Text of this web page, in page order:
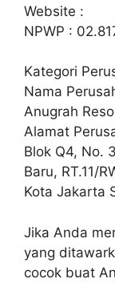
Website :
NPWP :
Kategori
Nama
Anugrah
Alamat
Blok Q4, No.
Baru, RT.11/
Kota Jakarta
Jika Anda
yang
cocok buat